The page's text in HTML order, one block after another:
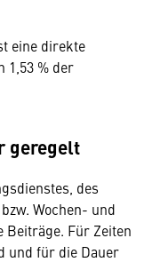
eine direkte
1,53 % der
geregelt
des
Wochen- und
Für Zeiten
und für die Dauer